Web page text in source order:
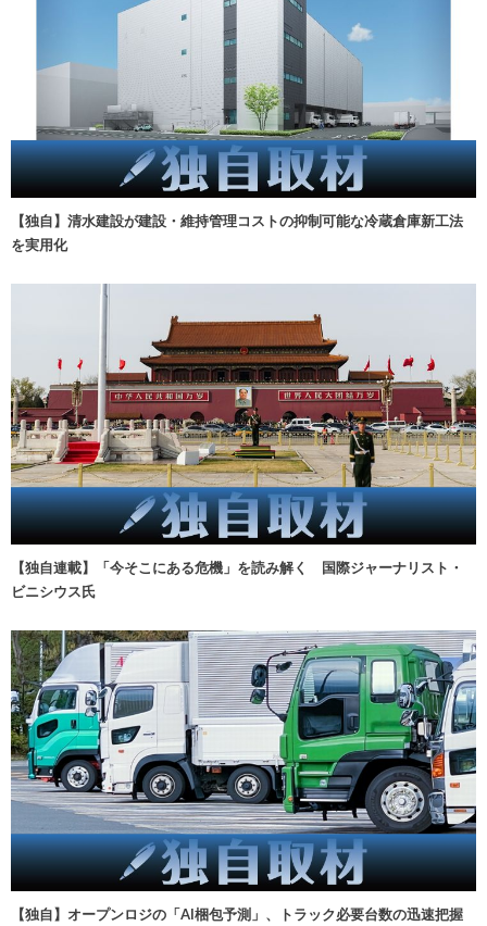
【独自】清水建設が建設・維持管理コストの抑制可能な冷蔵倉庫新工法
を実用化
【独自連載】「今そこにある危機」を読み解く 国際ジャーナリスト・
ビニシウス氏
【独自】オープンロジの「AI梱包予測」、トラック必要台数の迅速把握